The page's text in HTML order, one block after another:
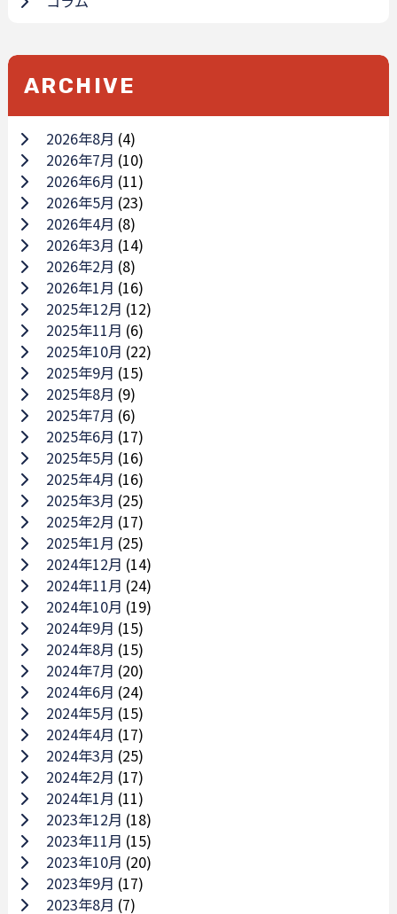
ARCHIVE
2026年8月 (4)
2026年7月 (10)
2026年6月 (11)
2026年5月 (23)
2026年4月 (8)
2026年3月 (14)
2026年2月 (8)
2026年1月 (16)
2025年12月 (12)
2025年11月 (6)
2025年10月 (22)
2025年9月 (15)
2025年8月 (9)
2025年7月 (6)
2025年6月 (17)
2025年5月 (16)
2025年4月 (16)
2025年3月 (25)
2025年2月 (17)
2025年1月 (25)
2024年12月 (14)
2024年11月 (24)
2024年10月 (19)
2024年9月 (15)
2024年8月 (15)
2024年7月 (20)
2024年6月 (24)
2024年5月 (15)
2024年4月 (17)
2024年3月 (25)
2024年2月 (17)
2024年1月 (11)
2023年12月 (18)
2023年11月 (15)
2023年10月 (20)
2023年9月 (17)
2023年8月 (7)